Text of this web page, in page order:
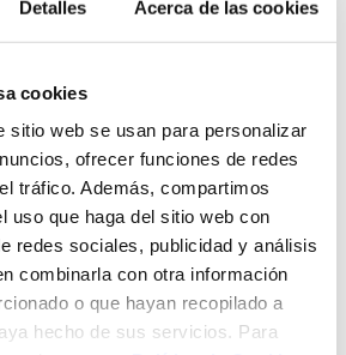
Detalles Acerca de las cookies
cookies
sitio web se usan para personalizar
ofrecer funciones de redes
tráfico. Además, compartimos
uso que haga del sitio web con
redes sociales, publicidad y análisis
combinarla con otra información
o que hayan recopilado a
hecho de sus servicios. Para
director César Marañón, participarán
Infantil y Joven de Santander, así
Ciudad de Santander.
ocasión en la que el Club Rotario
colabora con la Fundación Marqués
de apoyar el Proyecto Mentte.
el club santanderino organizó el
Marías ‘La Madre y su Pasión’ en la